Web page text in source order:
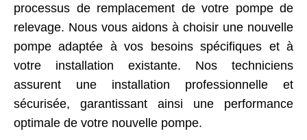
processus de remplacement de votre pompe de
relevage. Nous vous aidons à choisir une nouvelle
pompe adaptée à vos besoins spécifiques et à
votre installation existante. Nos techniciens
assurent une installation professionnelle et
sécurisée, garantissant ainsi une performance
optimale de votre nouvelle pompe.